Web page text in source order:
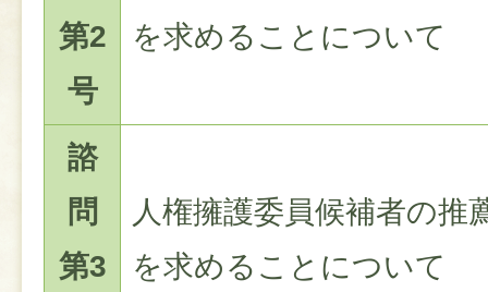
第2
号
を求めることについて
諮
問
第3
人権擁護委員候補者の推
を求めることについて